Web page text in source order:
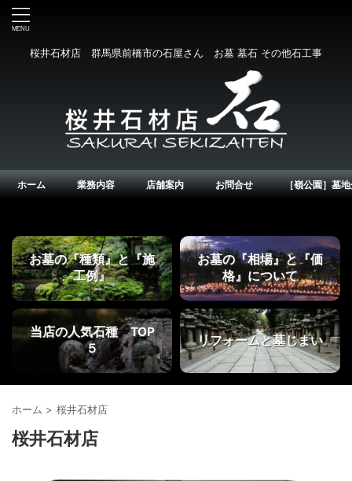
桜井石材店 群馬県前橋市の石屋さん お墓 墓石 その他石工事
ホーム 業務内容 店舗案内 お問合せ ［嶺公園］墓
お墓の『種類』と『施
工例』
お墓の『相場』と『価
格』について
当店の人気石種 TOP
５
リフォームと墓じまい
ホーム > 桜井石材店
桜井石材店